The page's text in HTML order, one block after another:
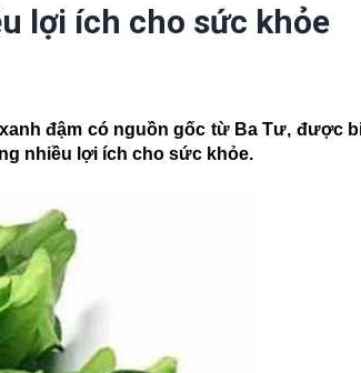
lợi ích cho sức khỏe
đậm có nguồn gốc từ Ba Tư, được
nhiều lợi ích cho sức khỏe.